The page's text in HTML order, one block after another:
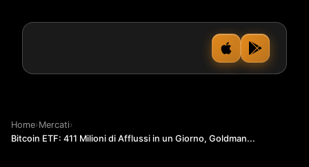
Home›Mercati›
Bitcoin ETF: 411 Milioni di Afflussi in un Giorno, Goldman...